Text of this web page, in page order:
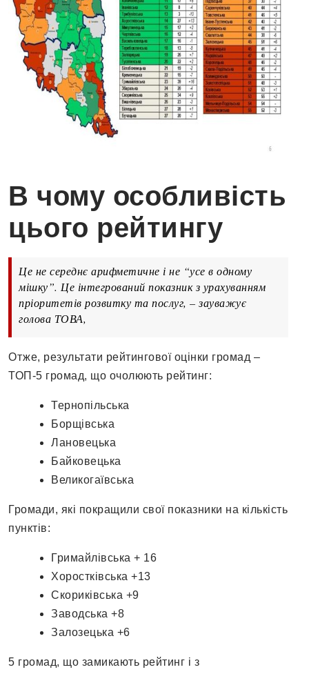
В чому особливість
цього рейтингу
Це не середнє арифметичне і не “усе в одному
мішку”. Це інтегрований показник з урахуванням
пріоритетів розвитку та послуг, – зауважує
голова ТОВА,
Отже, результати рейтингової оцінки громад –
ТОП-5 громад, що очолюють рейтинг:
Тернопільська
Борщівська
Лановецька
Байковецька
Великогаївська
Громади, які покращили свої показники на кількість
пунктів:
Гримайлівська + 16
Хоростківська +13
Скориківська +9
Заводська +8
Залозецька +6
5 громад, що замикають рейтинг і з